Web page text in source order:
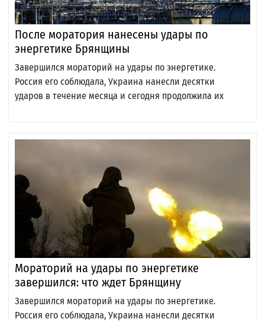
После моратория нанесены удары по
энергетике Брянщины
Завершился мораторий на удары по энергетике.
Россия его соблюдала, Украина нанесли десятки
ударов в течение месяца и сегодня продолжила их
Мораторий на удары по энергетике
завершился: что ждет Брянщину
Завершился мораторий на удары по энергетике.
Россия его соблюдала, Украина нанесли десятки